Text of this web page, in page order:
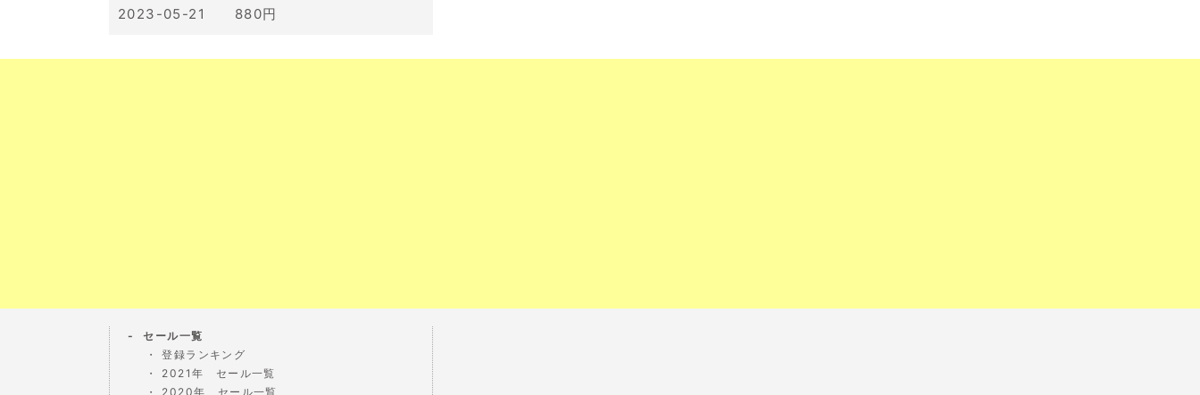
2023-05-21 880円
セール一覧
登録ランキング
2021年 セール一覧
2020年 セール一覧